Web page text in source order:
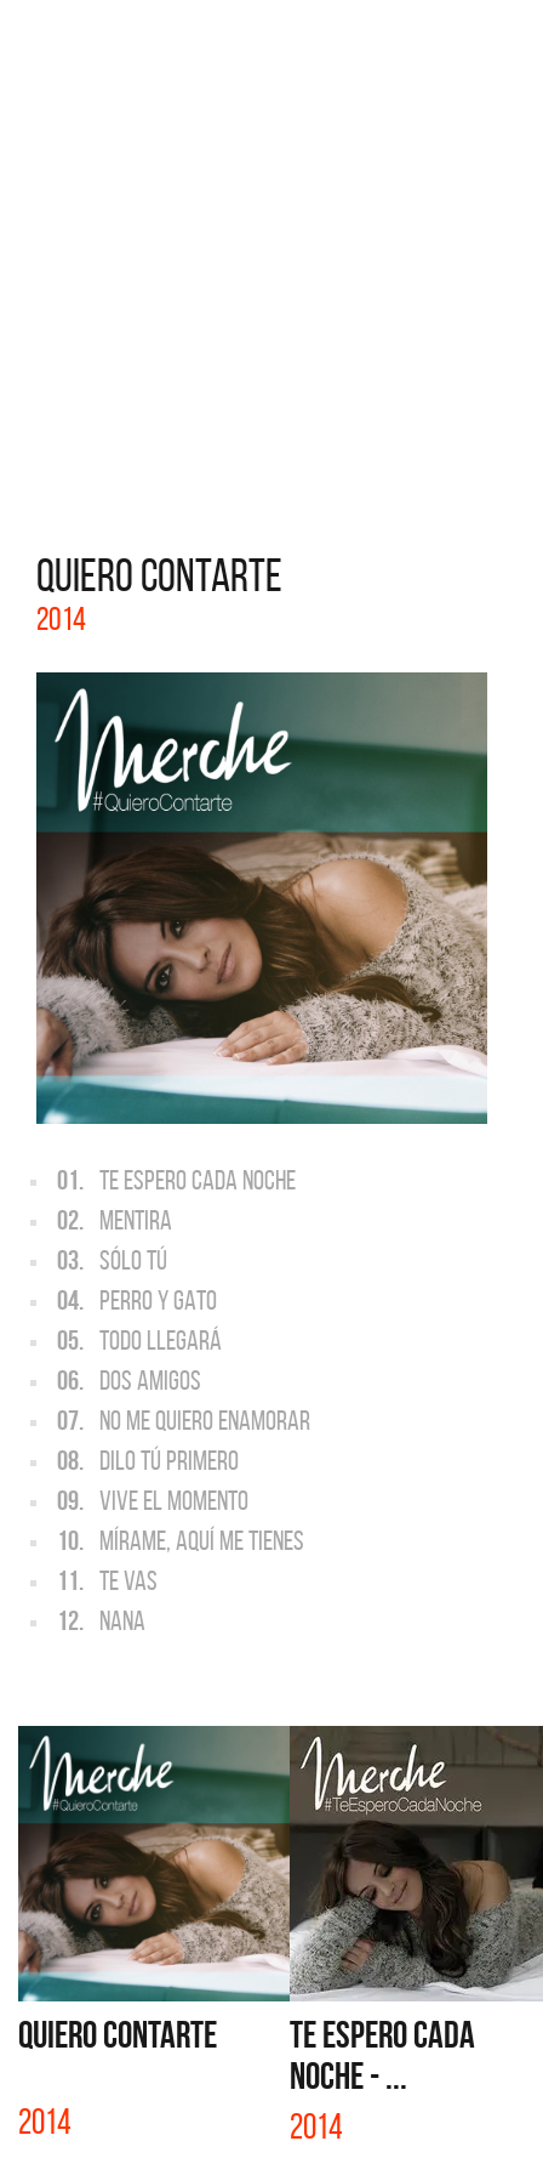
QUIERO CONTARTE
2014
01. TE ESPERO CADA NOCHE
02. MENTIRA
03. SÓLO TÚ
04. PERRO Y GATO
05. TODO LLEGARÁ
06. DOS AMIGOS
07. NO ME QUIERO ENAMORAR
08. DILO TÚ PRIMERO
09. VIVE EL MOMENTO
10. MÍRAME, AQUÍ ME TIENES
11. TE VAS
12. NANA
QUIERO CONTARTE
2014
TE ESPERO CADA
NOCHE - ...
2014